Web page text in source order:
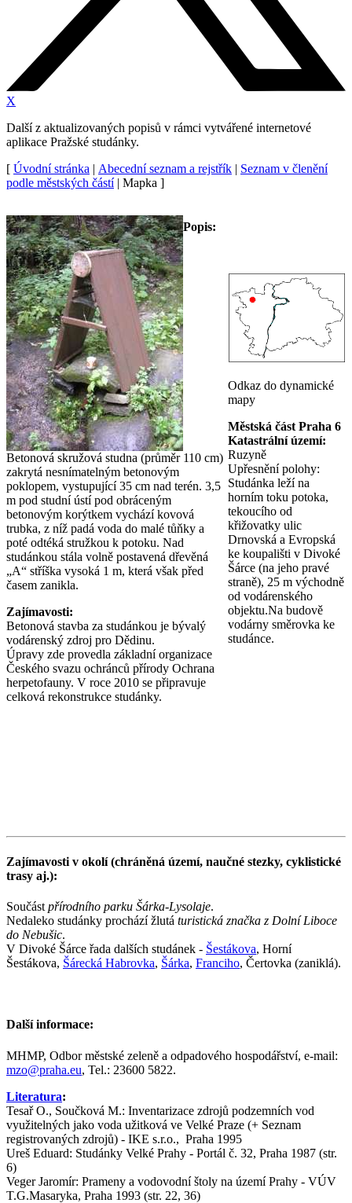
X
Další z aktualizovaných popisů v rámci vytvářené internetové
aplikace Pražské studánky.
[ Úvodní stránka | Abecední seznam a rejstřík | Seznam v členění
podle městských částí| Mapka ]
Popis:
Betonová skružová studna (průměr 110 cm)
zakrytá nesnímatelným betonovým
poklopem, vystupující 35 cm nad terén. 3,5
m pod studní ústí pod obráceným
betonovým korýtkem vychází kovová
trubka, z níž padá voda do malé tůňky a
poté odtéká stružkou k potoku. Nad
studánkou stála volně postavená dřevěná
„A“ stříška vysoká 1 m, která však před
časem zanikla.
Zajímavosti:
Betonová stavba za studánkou je bývalý
vodárenský zdroj pro Dědinu.
Úpravy zde provedla základní organizace
Českého svazu ochránců přírody Ochrana
herpetofauny. V roce 2010 se připravuje
celková rekonstrukce studánky.
Odkaz do dynamické
mapy
Městská část Praha 6
Katastrální území:
Ruzyně
Upřesnění polohy:
Studánka leží na
horním toku potoka,
tekoucího od
křižovatky ulic
Drnovská a Evropská
ke koupališti v Divoké
Šárce (na jeho pravé
straně), 25 m východně
od vodárenského
objektu.Na budově
vodárny směrovka ke
studánce.
Zajímavosti v okolí (chráněná území, naučné stezky, cyklistické
trasy aj.):
Součást přírodního parku Šárka-Lysolaje.
Nedaleko studánky prochází žlutá turistická značka z Dolní Liboce
do Nebušic.
V Divoké Šárce řada dalších studánek - Šestákova, Horní
Šestákova, Šárecká Habrovka, Šárka, Franciho, Čertovka (zaniklá).
Další informace:
MHMP, Odbor městské zeleně a odpadového hospodářství, e-mail:
mzo@praha.eu, Tel.: 23600 5822.
Literatura:
Tesař O., Součková M.: Inventarizace zdrojů podzemních vod
využitelných jako voda užitková ve Velké Praze (+ Seznam
registrovaných zdrojů) - IKE s.r.o., Praha 1995
Ureš Eduard: Studánky Velké Prahy - Portál č. 32, Praha 1987 (str.
6)
Veger Jaromír: Prameny a vodovodní štoly na území Prahy - VÚV
T.G.Masaryka, Praha 1993 (str. 22, 36)